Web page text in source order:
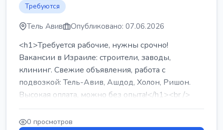
Требуются
Тель Авив Опубликовано: 07.06.2026
<h1>Требуется рабочие, нужны срочно!
Вакансии в Израиле: строители, заводы,
клининг. Свежие объявления, работа с
подвозкой: Тель-Авив, Ашдод, Холон, Ришон.
Высокая оплата, можно без опыта!</h1><br />
...
0 просмотров